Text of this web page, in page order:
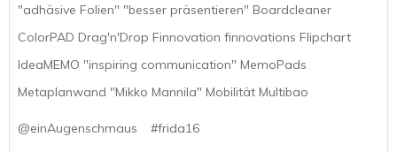
"adhäsive Folien" "besser präsentieren" Boardcleaner
ColorPAD Drag'n'Drop Finnovation finnovations Flipchart
IdeaMEMO "inspiring communication" MemoPads
Metaplanwand "Mikko Mannila" Mobilität Multibao
@einAugenschmaus #frida16